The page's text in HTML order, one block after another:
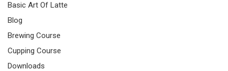
Basic Art Of Latte
Blog
Brewing Course
Cupping Course
Downloads